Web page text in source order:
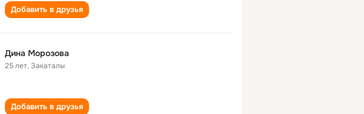
Добавить в друзья
Дина Морозова
25 лет,Закаталы
Добавить в друзья